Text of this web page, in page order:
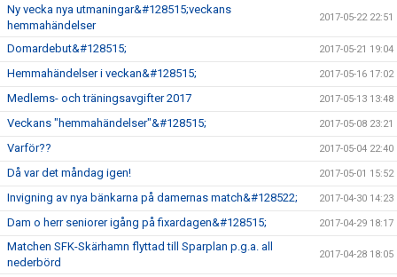
Ny vecka nya utmaningar&#128515;veckans
hemmahändelser
2017-05-22 22:51
Domardebut&#128515; 2017-05-21 19:04
Hemmahändelser i veckan&#128515; 2017-05-16 17:02
Medlems- och träningsavgifter 2017 2017-05-13 13:48
Veckans "hemmahändelser"&#128515; 2017-05-08 23:21
Varför?? 2017-05-04 22:40
Då var det måndag igen! 2017-05-01 15:52
Invigning av nya bänkarna på damernas match&#128522; 2017-04-30 14:23
Dam o herr seniorer igång på fixardagen&#128515; 2017-04-29 18:17
Matchen SFK-Skärhamn flyttad till Sparplan p.g.a. all
nederbörd
2017-04-28 18:05